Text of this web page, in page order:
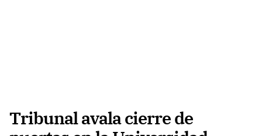
Tribunal avala cierre de